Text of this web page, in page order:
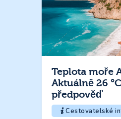
Teplota moře
Aktuálně 26
předpověď
Cestovatelské